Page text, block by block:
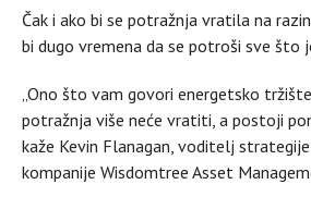
Čak i ako bi se potražnja vratila na
bi dugo vremena da se potroši sve što
„Ono što vam govori energetsko
potražnja više neće vratiti, a postoji
kaže Kevin Flanagan, voditelj
kompanije Wisdomtree Asset